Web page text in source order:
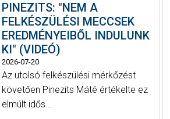
PINEZITS: "NEM A
FELKÉSZÜLÉSI MECCSEK
EREDMÉNYEIBŐL INDULUNK
KI" (VIDEÓ)
2026-07-20
Az utolsó felkészülési mérkőzést
követően Pinezits Máté értékelte ez
elmúlt idős...